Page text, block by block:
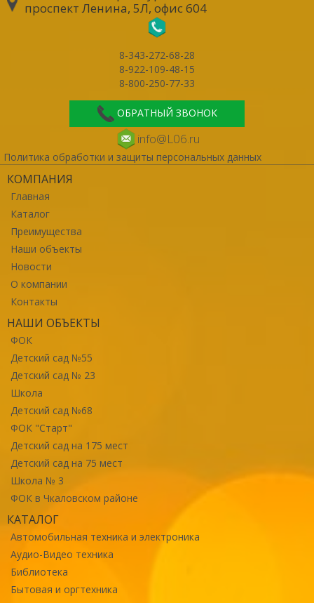
проспект Ленина, 5Л, офис 604
8-343-272-68-28
8-922-109-48-15
8-800-250-77-33
ОБРАТНЫЙ ЗВОНОК
info@L06.ru
Политика обработки и защиты персональных данных
КОМПАНИЯ
Главная
Каталог
Преимущества
Наши объекты
Новости
О компании
Контакты
НАШИ ОБЪЕКТЫ
ФОК
Детский сад №55
Детский сад № 23
Школа
Детский сад №68
ФОК "Старт"
Детский сад на 175 мест
Детский сад на 75 мест
Школа № 3
ФОК в Чкаловском районе
КАТАЛОГ
Автомобильная техника и электроника
Аудио-Видео техника
Библиотека
Бытовая и оргтехника